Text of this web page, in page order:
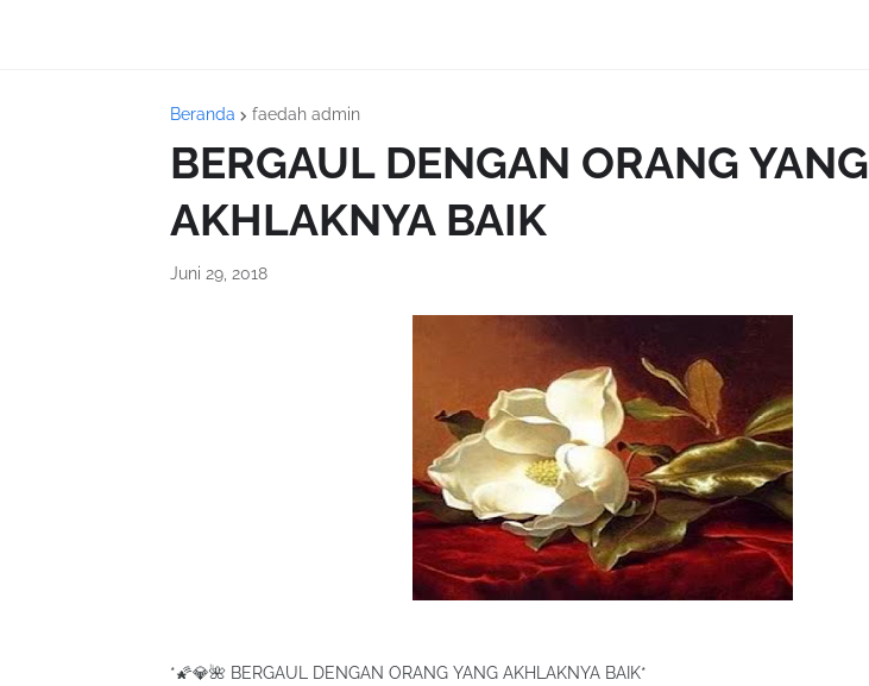
Beranda faedah admin
BERGAUL DENGAN ORANG YANG
AKHLAKNYA BAIK
Juni 29, 2018
*🌠💎🌺 BERGAUL DENGAN ORANG YANG AKHLAKNYA BAIK*